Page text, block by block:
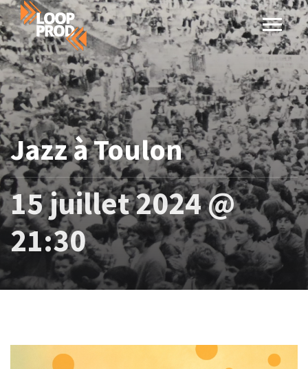
Jazz à Toulon
15 juillet 2024 @
21:30